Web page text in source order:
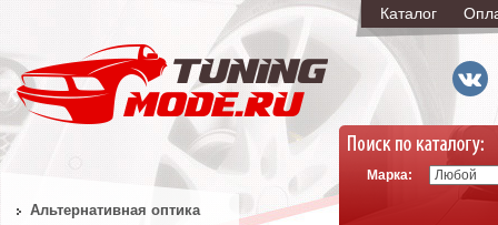
Каталог
Марка:
Альтернативная оптика